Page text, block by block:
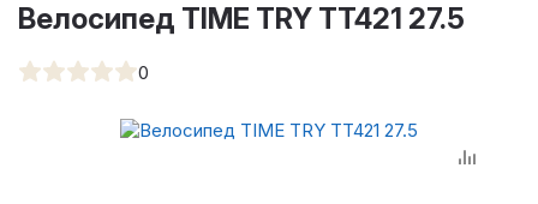
Велосипед TIME TRY TT421 27.5
0